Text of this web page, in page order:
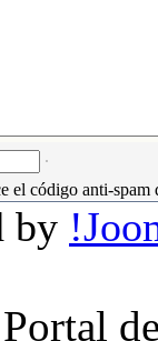
el código anti-spam
by